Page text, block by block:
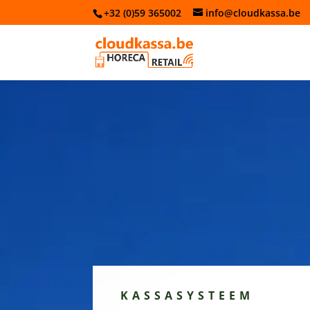
+32 (0)59 365002 info@cloudkassa.be
KASSASYSTEEM